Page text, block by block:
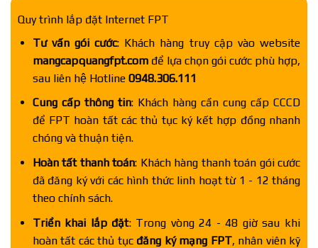
Quy trình lắp đặt Internet FPT
Tư vấn gói cước: Khách hàng truy cập vào website
mangcapquangfpt.comđể lựa chọn gói cước phù hợp,
sau liên hệ Hotline 0948.306.111
Cung cấp thông tin: Khách hàng cần cung cấp CCCD
để FPT hoàn tất các thủ tục ký kết hợp đồng nhanh
chóng và thuận tiện.
Hoàn tất thanh toán: Khách hàng thanh toán gói cước
đã đăng ký với các hình thức linh hoạt từ 1 - 12 tháng
theo chính sách.
Triển khai lắp đặt: Trong vòng 24 - 48 giờ sau khi
hoàn tất các thủ tục đăng ký mạng FPT, nhân viên kỹ